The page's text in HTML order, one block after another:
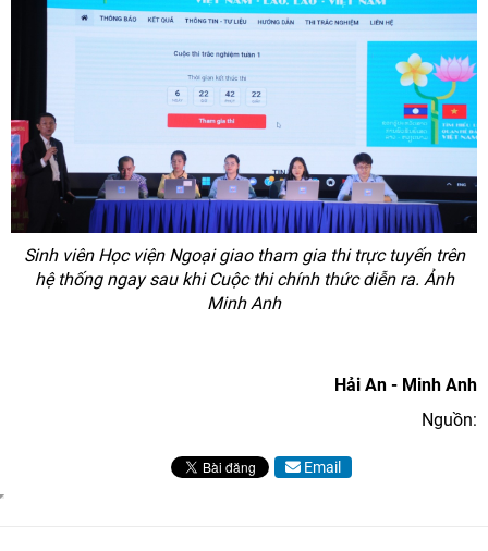
Sinh viên Học viện Ngoại giao tham gia thi trực tuyến trên
hệ thống ngay sau khi Cuộc thi chính thức diễn ra. Ảnh
Minh Anh
Hải An - Minh Anh
Nguồn:
Email